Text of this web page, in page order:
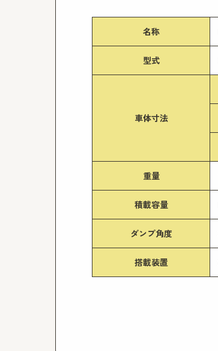
名称
型式
車体寸法
重量
積載容量
ダンプ角度
搭載装置